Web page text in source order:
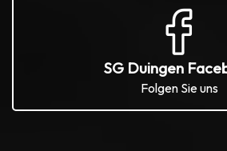
SG Duingen
Folgen Sie uns